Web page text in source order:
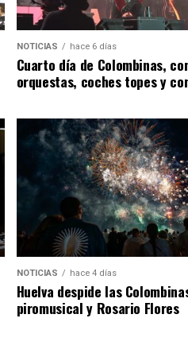
NOTICIAS hace 6 días
Cuarto día de Colombinas,
orquestas, coches topes y
NOTICIAS hace 4 días
Huelva despide las
piromusical y Rosario Flores